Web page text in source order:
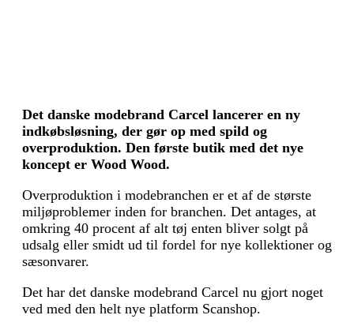
Det danske modebrand Carcel lancerer en ny
indkøbsløsning, der gør op med spild og
overproduktion. Den første butik med det nye
koncept er Wood Wood.
Overproduktion i modebranchen er et af de største
miljøproblemer inden for branchen. Det antages, at
omkring 40 procent af alt tøj enten bliver solgt på
udsalg eller smidt ud til fordel for nye kollektioner og
sæsonvarer.
Det har det danske modebrand Carcel nu gjort noget
ved med den helt nye platform Scanshop.